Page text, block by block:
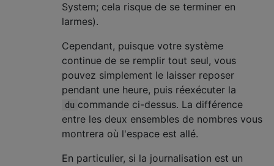
System; cela risque de se terminer en
larmes).
Cependant, puisque votre système
continue de se remplir tout seul, vous
pouvez simplement le laisser reposer
pendant une heure, puis réexécuter la
du commande ci-dessus. La différence
entre les deux ensembles de nombres vous
montrera où l'espace est allé.
En particulier, si la journalisation est un